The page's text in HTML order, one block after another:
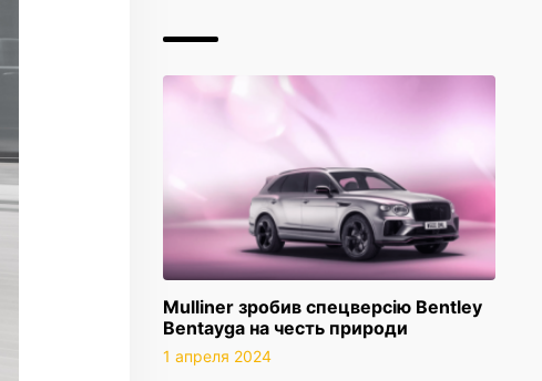
Mulliner зробив спецверсію Bentley
Bentayga на честь природи
1 апреля 2024